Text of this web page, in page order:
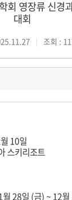
회 영장류 신경
대회
조회 :
10일
스키리조트
28일 (금) ~ 12